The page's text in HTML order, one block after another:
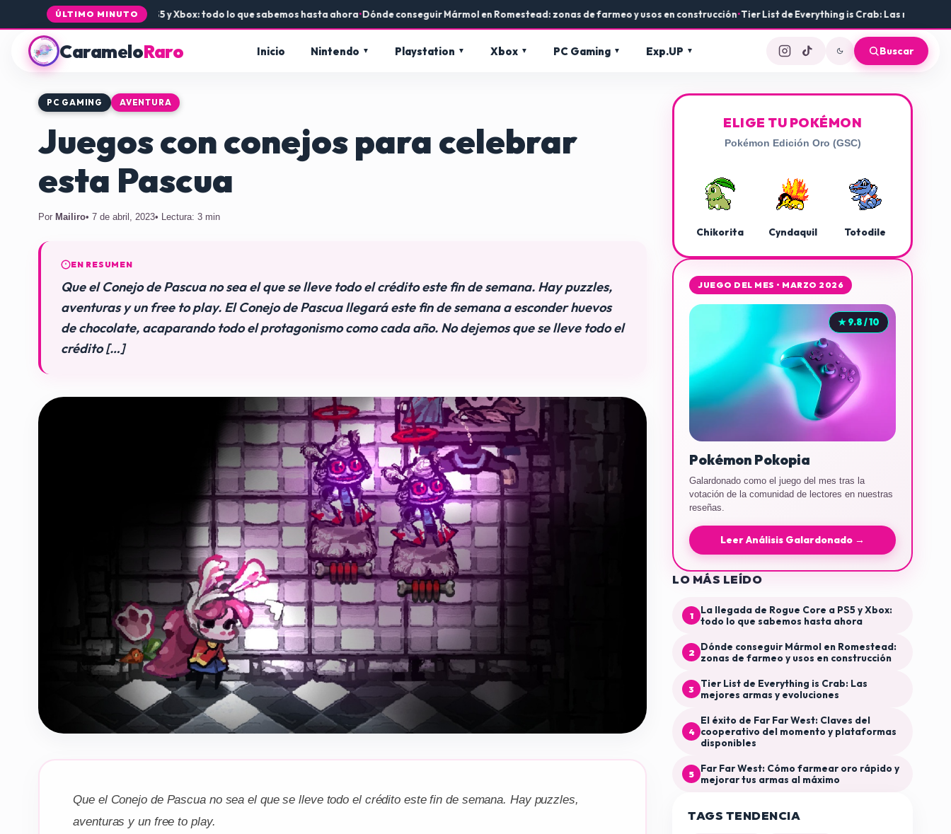
ÚLTIMO MINUTO
de Rogue Core a PS5 y Xbox: todo lo que sabemos hasta ahora•Dónde conseguir Mármol en Romestead: zonas de farmeo y usos en construcción•Tier List de Everything is Crab: Las mejores armas y
CarameloRaro Inicio Nintendo Playstation Xbox PC Gaming Exp.UP Buscar
PC GAMING AVENTURA
Juegos con conejos para celebrar
esta Pascua
Por Mailiro• 7 de abril, 2023• Lectura: 3 min
EN RESUMEN
Que el Conejo de Pascua no sea el que se lleve todo el crédito este fin de semana. Hay puzzles,
aventuras y un free to play. El Conejo de Pascua llegará este fin de semana a esconder huevos
de chocolate, acaparando todo el protagonismo como cada año. No dejemos que se lleve todo el
crédito […]
Que el Conejo de Pascua no sea el que se lleve todo el crédito este fin de semana. Hay puzzles,
aventuras y un free to play.
ELIGE TU POKÉMON
Pokémon Edición Oro (GSC)
Chikorita Cyndaquil Totodile
JUEGO DEL MES • MARZO 2026
★ 9.8 / 10
Pokémon Pokopia
Galardonado como el juego del mes tras la
votación de la comunidad de lectores en nuestras
reseñas.
Leer Análisis Galardonado →
LO MÁS LEÍDO
1
La llegada de Rogue Core a PS5 y Xbox:
todo lo que sabemos hasta ahora
2
Dónde conseguir Mármol en Romestead:
zonas de farmeo y usos en construcción
3
Tier List de Everything is Crab: Las
mejores armas y evoluciones
4
El éxito de Far Far West: Claves del
cooperativo del momento y plataformas
disponibles
5
Far Far West: Cómo farmear oro rápido y
mejorar tus armas al máximo
TAGS TENDENCIA